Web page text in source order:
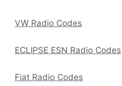
VW Radio Codes
ECLIPSE ESN Radio Codes
Fiat Radio Codes